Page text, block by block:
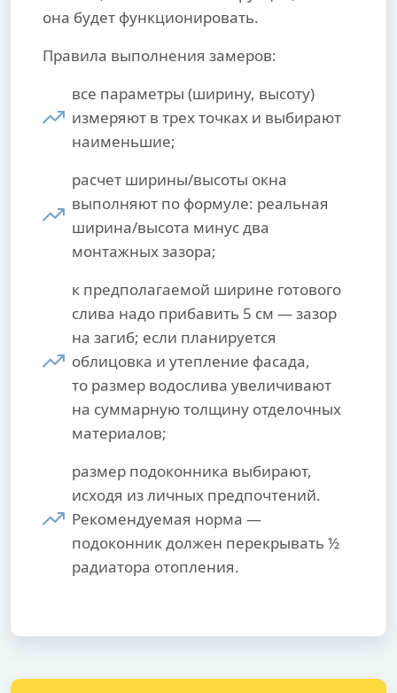
она будет функционировать.
Правила выполнения замеров:
все параметры (ширину, высоту)
измеряют в трех точках и выбирают
наименьшие;
расчет ширины/высоты окна
выполняют по формуле: реальная
ширина/высота минус два
монтажных зазора;
к предполагаемой ширине готового
слива надо прибавить 5 см — зазор
на загиб; если планируется
облицовка и утепление фасада,
то размер водослива увеличивают
на суммарную толщину отделочных
материалов;
размер подоконника выбирают,
исходя из личных предпочтений.
Рекомендуемая норма —
подоконник должен перекрывать ½
радиатора отопления.